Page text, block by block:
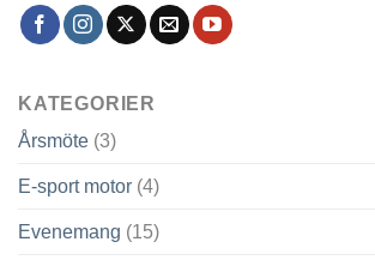
KATEGORIER
Årsmöte (3)
E-sport motor (4)
Evenemang (15)